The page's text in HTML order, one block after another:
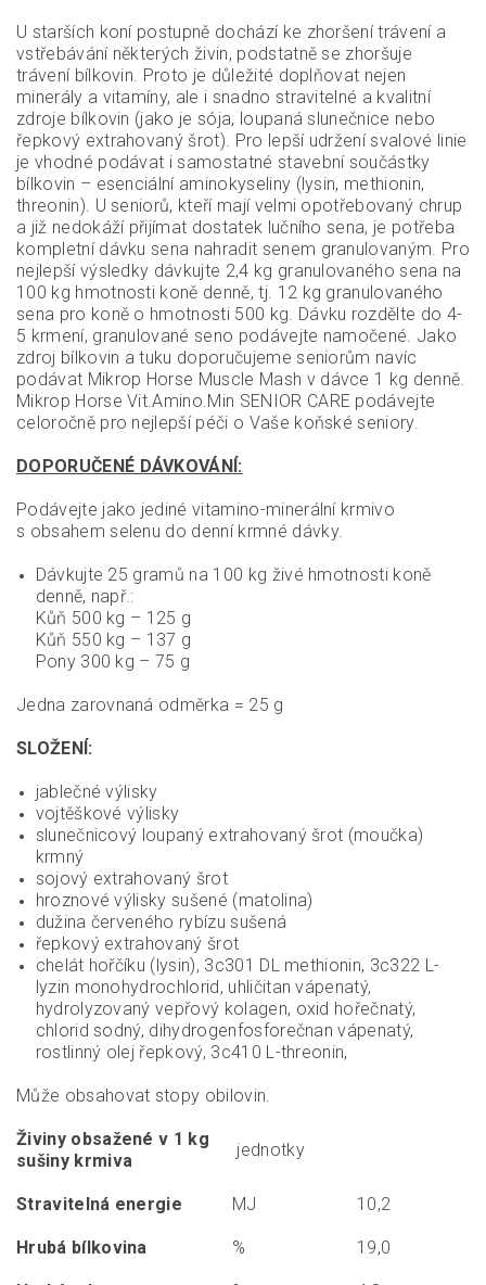
U starších koní postupně dochází ke zhoršení trávení a
vstřebávání některých živin, podstatně se zhoršuje
trávení bílkovin. Proto je důležité doplňovat nejen
minerály a vitamíny, ale i snadno stravitelné a kvalitní
zdroje bílkovin (jako je sója, loupaná slunečnice nebo
řepkový extrahovaný šrot). Pro lepší udržení svalové linie
je vhodné podávat i samostatné stavební součástky
bílkovin – esenciální aminokyseliny (lysin, methionin,
threonin). U seniorů, kteří mají velmi opotřebovaný chrup
a již nedokáží přijímat dostatek lučního sena, je potřeba
kompletní dávku sena nahradit senem granulovaným. Pro
nejlepší výsledky dávkujte 2,4 kg granulovaného sena na
100 kg hmotnosti koně denně, tj. 12 kg granulovaného
sena pro koně o hmotnosti 500 kg. Dávku rozdělte do 4-
5 krmení, granulované seno podávejte namočené. Jako
zdroj bílkovin a tuku doporučujeme seniorům navíc
podávat Mikrop Horse Muscle Mash v dávce 1 kg denně.
Mikrop Horse Vit.Amino.Min SENIOR CARE podávejte
celoročně pro nejlepší péči o Vaše koňské seniory.
DOPORUČENÉ DÁVKOVÁNÍ:
Podávejte jako jediné vitamino-minerální krmivo
s obsahem selenu do denní krmné dávky.
Dávkujte 25 gramů na 100 kg živé hmotnosti koně
denně, např.:
Kůň 500 kg – 125 g
Kůň 550 kg – 137 g
Pony 300 kg – 75 g
Jedna zarovnaná odměrka = 25 g
SLOŽENÍ:
jablečné výlisky
vojtěškové výlisky
slunečnicový loupaný extrahovaný šrot (moučka)
krmný
sojový extrahovaný šrot
hroznové výlisky sušené (matolina)
dužina červeného rybízu sušená
řepkový extrahovaný šrot
chelát hořčíku (lysin), 3c301 DL methionin, 3c322 L-
lyzin monohydrochlorid, uhličitan vápenatý,
hydrolyzovaný vepřový kolagen, oxid hořečnatý,
chlorid sodný, dihydrogenfosforečnan vápenatý,
rostlinný olej řepkový, 3c410 L-threonin,
Může obsahovat stopy obilovin.
Živiny obsažené v 1 kg
sušiny krmiva
jednotky
Stravitelná energie MJ 10,2
Hrubá bílkovina % 19,0